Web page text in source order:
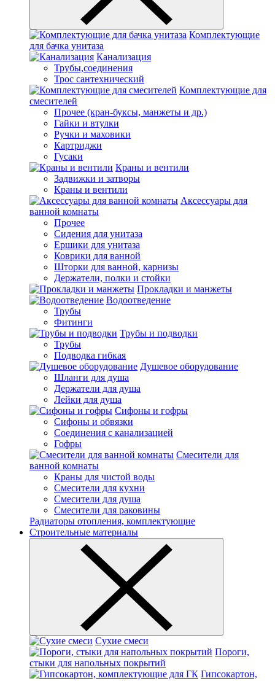
Комплектующие
для бачка унитаза
Канализация
Трубы,соединения
Трос сантехнический
Комплектующие для
смесителей
Прочее (кран-буксы, манжеты и др.)
Гайки и втулки
Ручки и маховики
Картриджи
Гусаки
Краны и вентили
Задвижки и затворы
Краны и вентили
Аксессуары для
ванной комнаты
Прочее
Сидения для унитаза
Ершики для унитаза
Коврики для ванной
Шторки для ванной, карнизы
Держатели, полки и стойки
Прокладки и манжеты
Водоотведение
Трубы
Фитинги
Трубы и подводки
Трубы
Подводка гибкая
Душевое оборудование
Шланги для душа
Держатели для душа
Лейки для душа
Сифоны и гофры
Сифоны и обвязки
Соединения с канализацией
Гофры
Смесители для
ванной комнаты
Краны для чистой воды
Смесители для кухни
Смесители для душа
Смесители для раковины
Радиаторы отопления, комплектующие
Строительные материалы
Сухие смеси
Пороги,
стыки для напольных покрытий
Гипсокартон,